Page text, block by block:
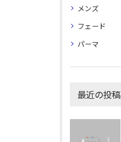
メンズ
フェード
パーマ
最近の投稿